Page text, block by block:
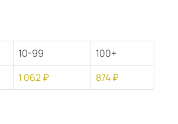
10-99
100+
1 062 ₽
874 ₽